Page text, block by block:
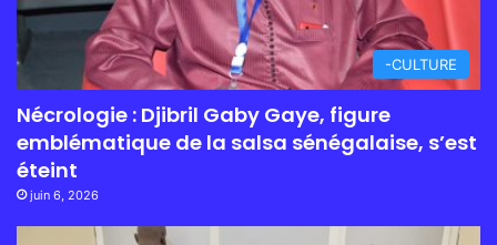
-CULTURE
Nécrologie : Djibril Gaby Gaye, figure
emblématique de la salsa sénégalaise, s’est
éteint
juin 6, 2026